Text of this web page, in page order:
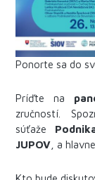
Ponorte sa do
Príďte na
zručností.
súťaže
JUPOV , a